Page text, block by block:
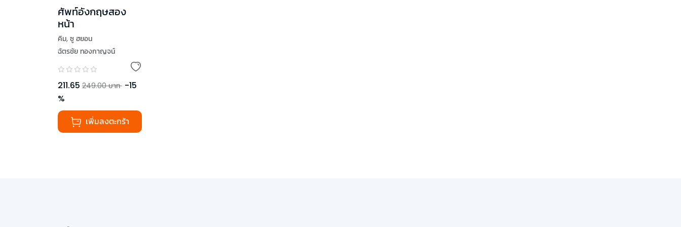
ศัพท์อังกฤษสอง
หน้า
คิม, ซู ฮยอน
ฉัตรชัย ทองกาญจน์
211.65 249.00 บาท -15
%
เพิ่มลงตะกร้า